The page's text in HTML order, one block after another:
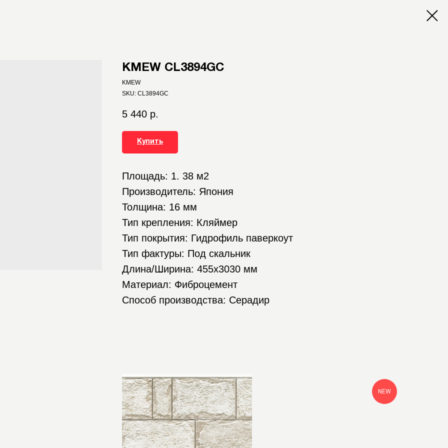
KMEW CL3894GC
KMEW
SKU: CL3894GC
5 440 р.
Купить
Площадь: 1. 38 м2
Производитель: Япония
Толщина: 16 мм
Тип крепления: Кляймер
Тип покрытия: Гидрофиль паверкоут
Тип фактуры: Под скальник
Длина/Ширина: 455х3030 мм
Материал: Фиброцемент
Способ производства: Серадир
NEW